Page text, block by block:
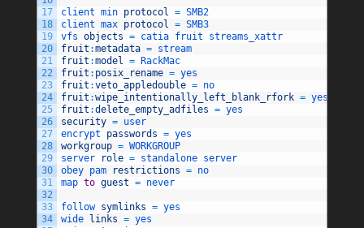
17
18
19
20
21
22
23
24
25
26
27
28
29
30
31
32
33
34
client min protocol = SMB2
client max protocol = SMB3
vfs objects = catia fruit streams_xattr
fruit :metadata = stream
fruit :model = RackMac
fruit : posix_rename = yes
fruit :veto_appledouble = no
fruit :wipe_intentionally_left_blank_rfork = yes
fruit :delete_empty_adfiles = yes
security = user
encrypt passwords = yes
workgroup = WORKGROUP
server
role = standalone server
obey pam restrictions = no
map to guest = never
follow symlinks = yes
wide links = yes